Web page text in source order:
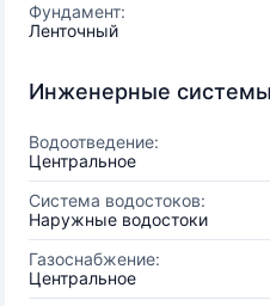
Фундамент:
Ленточный
Инженерные системы
Водоотведение:
Центральное
Система водостоков:
Наружные водостоки
Газоснабжение:
Центральное